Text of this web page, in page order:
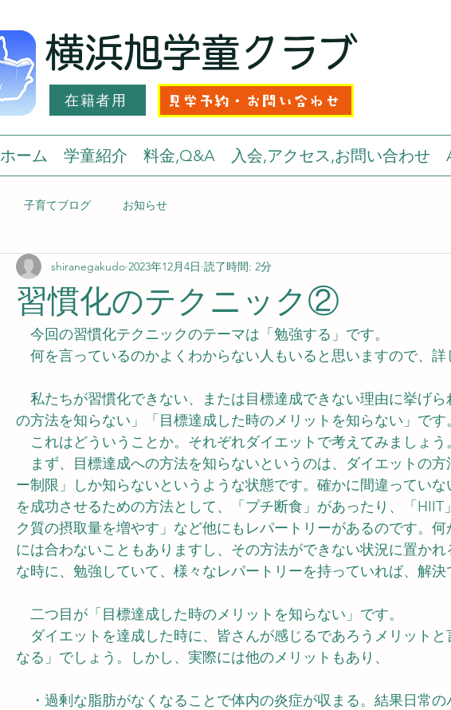
横浜旭学童クラブ
在籍者用 見学予約・お問い合わせ
ホーム 学童紹介 料金,Q&A 入会,アクセス,お問い合わせ
子育てブログ お知らせ
習慣化のテクニック②
shiranegakudo 2023年12月4日 読了時間: 2分
今回の習慣化テクニックのテーマは「勉強する」です。
何を言っているのかよくわからない人もいると思いますので、詳
私たちが習慣化できない、または目標達成できない理由に挙げ
の方法を知らない」「目標達成した時のメリットを知らない」です。
これはどういうことか。それぞれダイエットで考えてみましょう。
まず、目標達成への方法を知らないというのは、ダイエットの方
ー制限」しか知らないというような状態です。確かに間違っていな
を成功させるための方法として、「プチ断食」があったり、「
ク質の摂取量を増やす」など他にもレパートリーがあるのです。
には合わないこともありますし、その方法ができない状況に置か
な時に、勉強していて、様々なレパートリーを持っていれば、解決
二つ目が「目標達成した時のメリットを知らない」です。
ダイエットを達成した時に、皆さんが感じるであろうメリットと
なる」でしょう。しかし、実際には他のメリットもあり、
・過剰な脂肪がなくなることで体内の炎症が収まる。結果日常の